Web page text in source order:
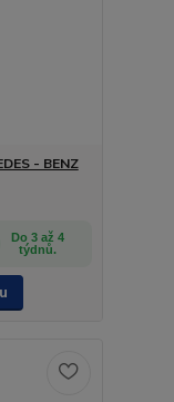
- BENZ
Do 3 až 4
týdnů.